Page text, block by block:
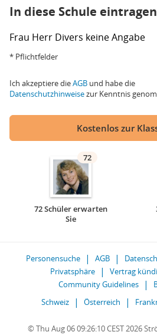
In diese Schule eintragen
Frau Herr Divers keine Angabe
* Pflichtfelder
Ich akzeptiere dieAGB und habe die
Datenschutzhinweisezur Kenntnis
Kostenlos zur
72
72 Schüler erwarten
Sie
Personensuche AGB
Privatsphäre
Vertrag
Community Guidelines
Schweiz
Österreich
© Thu Aug 06 09:26:10 CEST 2026